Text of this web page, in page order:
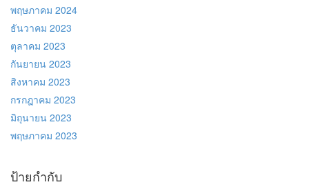
พฤษภาคม 2024
ธันวาคม 2023
ตุลาคม 2023
กันยายน 2023
สิงหาคม 2023
กรกฎาคม 2023
มิถุนายน 2023
พฤษภาคม 2023
ป้ายกำกับ